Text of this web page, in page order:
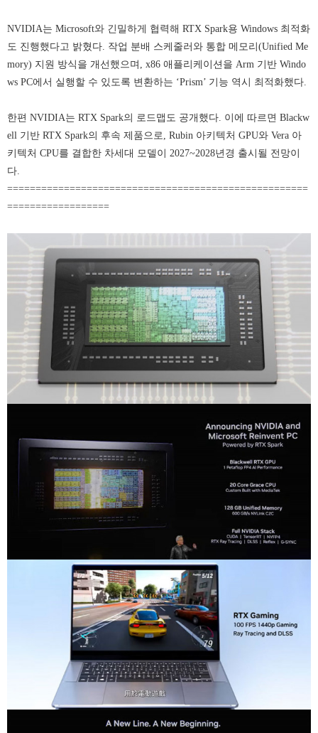
NVIDIA는 Microsoft와 긴밀하게 협력해 RTX Spark용 Windows 최적화
도 진행했다고 밝혔다. 작업 분배 스케줄러와 통합 메모리(Unified Me
mory) 지원 방식을 개선했으며, x86 애플리케이션을 Arm 기반 Windo
ws PC에서 실행할 수 있도록 변환하는 ‘Prism’ 기능 역시 최적화했다.
한편 NVIDIA는 RTX Spark의 로드맵도 공개했다. 이에 따르면 Blackw
ell 기반 RTX Spark의 후속 제품으로, Rubin 아키텍처 GPU와 Vera 아
키텍처 CPU를 결합한 차세대 모델이 2027~2028년경 출시될 전망이
다.
=====================================================
==================